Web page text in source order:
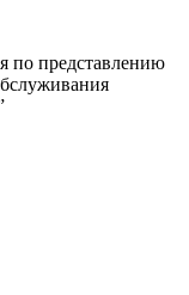
по представлению